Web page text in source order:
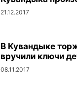
21.12.2017
В Кувандыке
вручили ключи
08.11.2017